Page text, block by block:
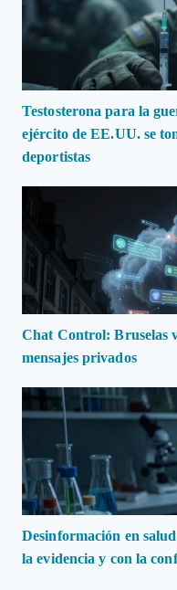
Testosterona para la
ejército de EE.UU. se
deportistas
Chat Control: Bruselas
mensajes privados
Desinformación en
la evidencia y con la